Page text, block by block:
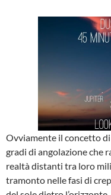
Ovviamente il concetto
gradi di angolazione che
realtà distanti tra loro
tramonto nelle fasi di